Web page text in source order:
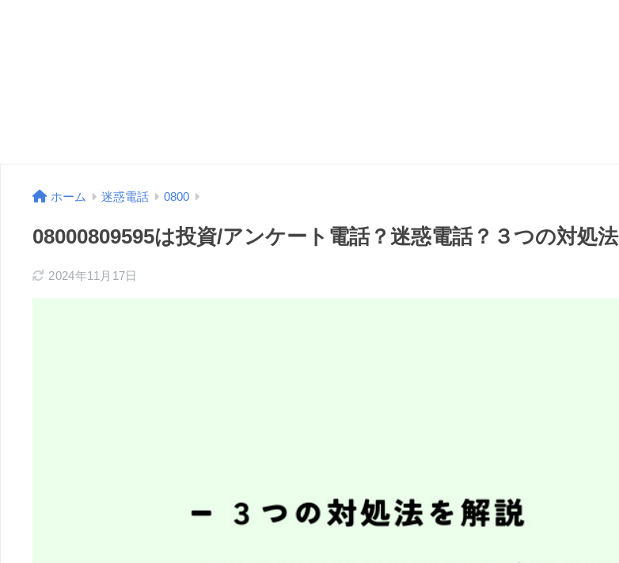
ホーム 迷惑電話 0800
08000809595は投資/アンケート電話？迷惑電話？３つの対処法
2024年11月17日